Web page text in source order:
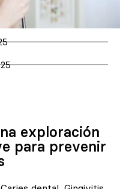
exploración
para prevenir